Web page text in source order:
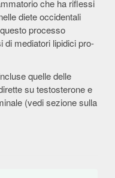
che ha riflessi
diete occidentali
processo
di mediatori lipidici pro-
quelle delle
su testosterone e
(vedi sezione sulla